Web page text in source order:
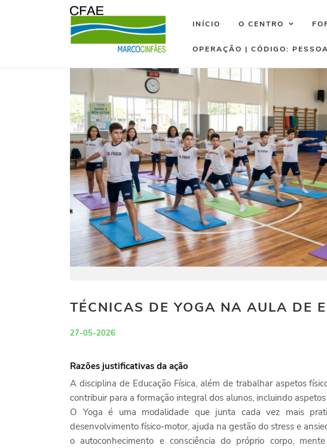
INÍCIO O CENTRO
OPERAÇÃO | CÓDIGO:
TÉCNICAS DE YOGA NA AULA DE
27-05-2026
Razões justificativas da ação
A disciplina de Educação Física, além de trabalhar aspetos
contribuir para a formação integral dos alunos, incluindo
O Yoga é uma modalidade que junta cada vez mais
desenvolvimento físico-motor, ajuda na gestão do stress e
o autoconhecimento e consciência do próprio corpo,